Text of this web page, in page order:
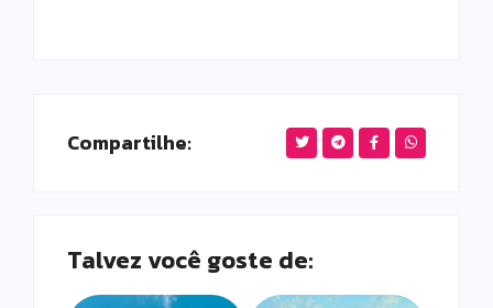
Compartilhe:
Talvez você goste de: